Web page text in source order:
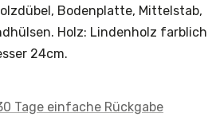
Bodenplatte, Mittelstab,
Holz: Lindenholz farblich
24cm.
Tage einfache Rückgabe